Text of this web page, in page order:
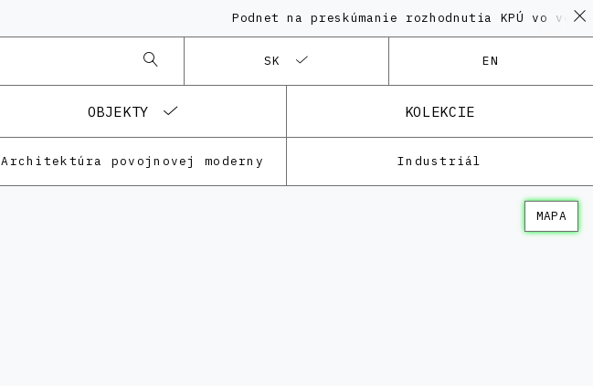
Podnet na preskúmanie rozhodnutia KPÚ vo veci
SK EN
OBJEKTY KOLEKCIE
Architektúra povojnovej moderny Industriál
MAPA